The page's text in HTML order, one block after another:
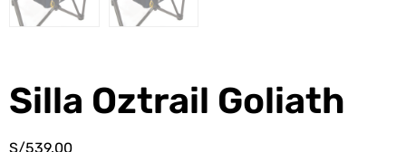
Silla Oztrail Goliath
S/539.00